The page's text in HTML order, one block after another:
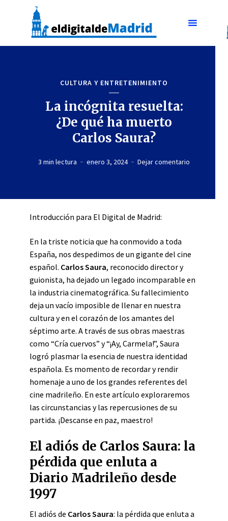
CULTURA Y ENTRETENIMIENTO
La incógnita resuelta:
¿De qué ha muerto
Carlos Saura?
3 min lectura enero 3, 2024 Dejar comentario
Introducción para El Digital de Madrid:
En la triste noticia que ha conmovido a toda
España, nos despedimos de un gigante del cine
español. Carlos Saura, reconocido director y
guionista, ha dejado un legado incomparable en
la industria cinematográfica. Su fallecimiento
deja un vacío imposible de llenar en nuestra
cultura y en el corazón de los amantes del
séptimo arte. A través de sus obras maestras
como “Cría cuervos” y “¡Ay, Carmela!”, Saura
logró plasmar la esencia de nuestra identidad
española. Es momento de recordar y rendir
homenaje a uno de los grandes referentes del
cine madrileño. En este artículo exploraremos
las circunstancias y las repercusiones de su
partida. ¡Descanse en paz, maestro!
El adiós de Carlos Saura: la
pérdida que enluta a
Diario Madrileño desde
1997
El adiós de Carlos Saura: la pérdida que enluta a